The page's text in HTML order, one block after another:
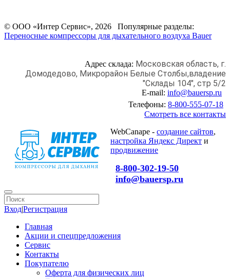
© ООО «Интер Сервис», 2026 Популярные разделы:
Переносные компрессоры для дыхательного воздуха Bauer
Адрес склада: Московская область, г.
Домодедово, Микрорайон Белые Столбы,владение
"Склады 104", стр 5/2
E-mail: info@bauersp.ru
Телефоны: 8-800-555-07-18
Смотреть все контакты
WebCanape - создание сайтов,
настройка Яндекс Директ и
продвижение
8-800-302-19-50
info@bauersp.ru
Вход|Регистрация
Главная
Акции и спецпредложения
Сервис
Контакты
Покупателю
Оферта для физических лиц